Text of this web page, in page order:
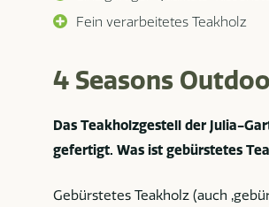
Fein verarbeitetes Teakholz
4 Seasons
Das Teakholzgestell der Julia-
gefertigt. Was ist gebürstetes
Gebürstetes Teakholz (auch